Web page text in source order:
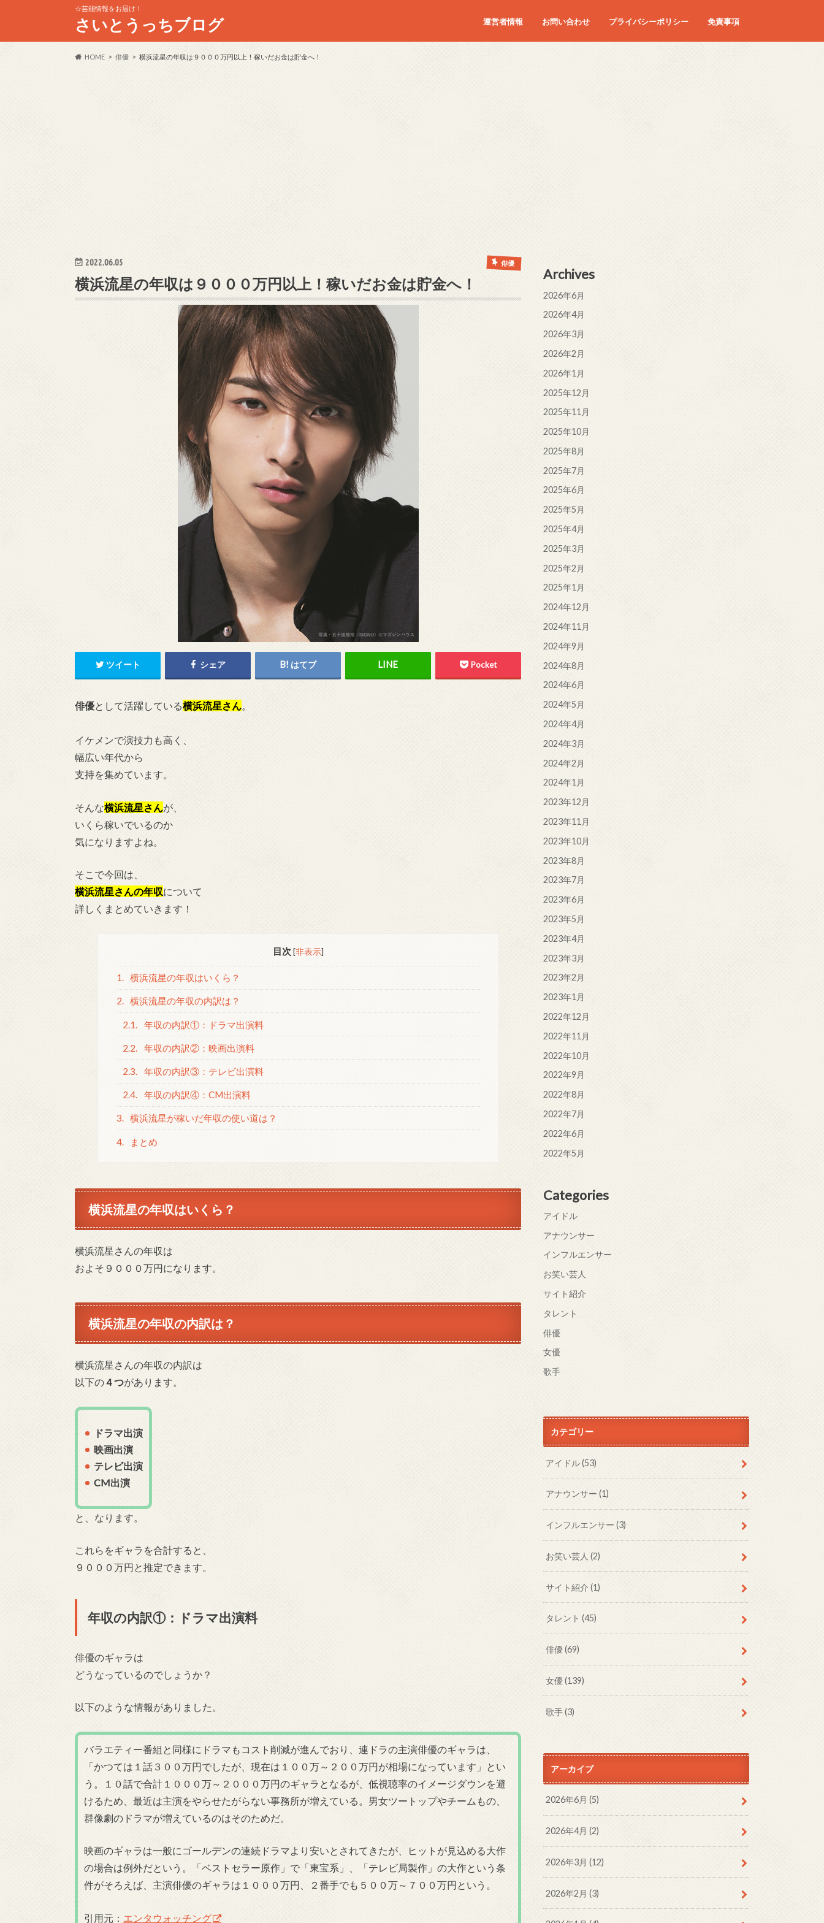
☆芸能情報をお届け！
さいとうっちブログ 運営者情報 お問い合わせ プライバシーポリシー 免責事項
HOME 俳優 横浜流星の年収は９０００万円以上！稼いだお金は貯金へ！
2022.06.05 俳優
横浜流星の年収は９０００万円以上！稼いだお金は貯金へ！
ツイート シェア はてブ Pocket
俳優として活躍している横浜流星さん。
イケメンで演技力も高く、
幅広い年代から
支持を集めています。
そんな横浜流星さんが、
いくら稼いでいるのか
気になりますよね。
そこで今回は、
横浜流星さんの年収について
詳しくまとめていきます！
目次 [非表示]
1. 横浜流星の年収はいくら？
2. 横浜流星の年収の内訳は？
2.1. 年収の内訳①：ドラマ出演料
2.2. 年収の内訳②：映画出演料
2.3. 年収の内訳③：テレビ出演料
2.4. 年収の内訳④：CM出演料
3. 横浜流星が稼いだ年収の使い道は？
4. まとめ
横浜流星の年収はいくら？
横浜流星さんの年収は
およそ９０００万円になります。
横浜流星の年収の内訳は？
横浜流星さんの年収の内訳は
以下の４つがあります。
ドラマ出演
映画出演
テレビ出演
CM出演
と、なります。
これらをギャラを合計すると、
９０００万円と推定できます。
年収の内訳①：ドラマ出演料
俳優のギャラは
どうなっているのでしょうか？
以下のような情報がありました。
バラエティー番組と同様にドラマもコスト削減が進んでおり、連ドラの主演俳優のギャラは、
「かつては１話３００万円でしたが、現在は１００万～２００万円が相場になっています」とい
う。１０話で合計１０００万～２０００万円のギャラとなるが、低視聴率のイメージダウンを避
けるため、最近は主演をやらせたがらない事務所が増えている。男女ツートップやチームもの、
群像劇のドラマが増えているのはそのためだ。
映画のギャラは一般にゴールデンの連続ドラマより安いとされてきたが、ヒットが見込める大作
の場合は例外だという。「ベストセラー原作」で「東宝系」、「テレビ局製作」の大作という条
件がそろえば、主演俳優のギャラは１０００万円、２番手でも５００万～７００万円という。
引用元： エンタウォッチング
Archives
2026年6月
2026年4月
2026年3月
2026年2月
2026年1月
2025年12月
2025年11月
2025年10月
2025年8月
2025年7月
2025年6月
2025年5月
2025年4月
2025年3月
2025年2月
2025年1月
2024年12月
2024年11月
2024年9月
2024年8月
2024年6月
2024年5月
2024年4月
2024年3月
2024年2月
2024年1月
2023年12月
2023年11月
2023年10月
2023年8月
2023年7月
2023年6月
2023年5月
2023年4月
2023年3月
2023年2月
2023年1月
2022年12月
2022年11月
2022年10月
2022年9月
2022年8月
2022年7月
2022年6月
2022年5月
Categories
アイドル
アナウンサー
インフルエンサー
お笑い芸人
サイト紹介
タレント
俳優
女優
歌手
カテゴリー
アイドル(53)
アナウンサー(1)
インフルエンサー(3)
お笑い芸人(2)
サイト紹介(1)
タレント(45)
俳優(69)
女優(139)
歌手(3)
アーカイブ
2026年6月 (5)
2026年4月 (2)
2026年3月 (12)
2026年2月 (3)